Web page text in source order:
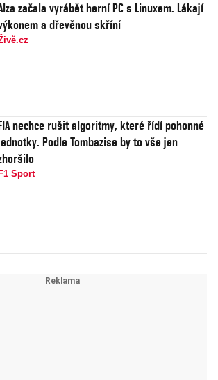
začala vyrábět herní PC s Linuxem. Lákají
a dřevěnou skříní
nechce rušit algoritmy, které řídí pohonné
Podle Tombazise by to vše jen
F1 Sport